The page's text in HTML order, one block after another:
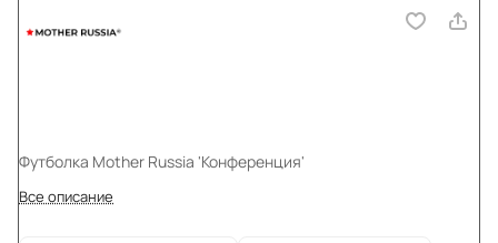
Футболка Mother Russia 'Конференция'
Все описание